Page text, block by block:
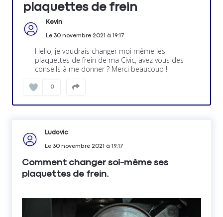
plaquettes de frein
Kevin
Le 30 novembre 2021 à 19:17
Hello, je voudrais changer moi même les
plaquettes de frein de ma Civic, avez vous des
conseils à me donner ? Merci beaucoup !
0
Ludovic
Le 30 novembre 2021 à 19:17
Comment changer soi-même ses
plaquettes de frein.